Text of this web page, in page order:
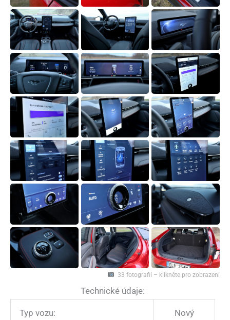
33 fotografií – klikněte pro zobrazení
Technické údaje:
Typ vozu: Nový